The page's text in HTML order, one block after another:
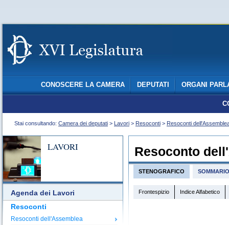
CONOSCERE LA CAMERA DEPUTATI ORGANI
Stai consultando: Camera dei deputati > Lavori > Resoconti > Resoconti
LAVORI
Agenda dei Lavori
Resoconti
Resoconti dell'Assemblea
Resoconto
STENOGRAFICO SOMMARIO
Frontespizio Indice Alfabetico